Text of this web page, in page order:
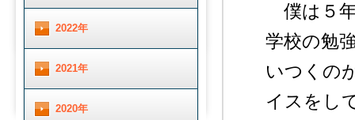
僕は５
学校の勉
いつくの
イスをし
2022年
2021年
2020年